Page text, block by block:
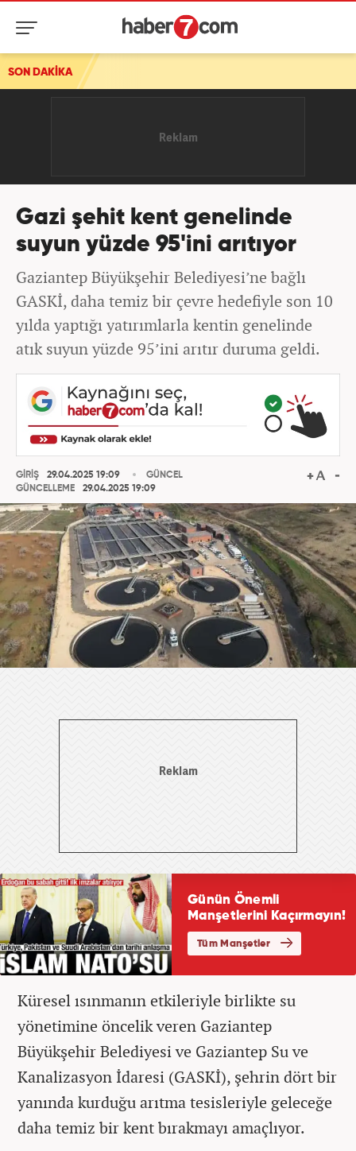
SON DAKİKA
Gazi şehit kent genelinde
suyun yüzde 95'ini arıtıyor
Gaziantep Büyükşehir Belediyesi’ne bağlı
GASKİ, daha temiz bir çevre hedefiyle son 10
yılda yaptığı yatırımlarla kentin genelinde
atık suyun yüzde 95’ini arıtır duruma geldi.
GİRİŞ
29.04.2025 19:09
GÜNCELLEME
29.04.2025 19:09
GÜNCEL
Küresel ısınmanın etkileriyle birlikte su
yönetimine öncelik veren Gaziantep
Büyükşehir Belediyesi ve Gaziantep Su ve
Kanalizasyon İdaresi (GASKİ), şehrin dört bir
yanında kurduğu arıtma tesisleriyle geleceğe
daha temiz bir kent bırakmayı amaçlıyor.